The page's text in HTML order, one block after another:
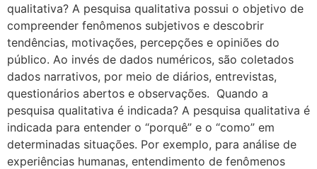
qualitativa? A pesquisa qualitativa possui o objetivo de
compreender fenômenos subjetivos e descobrir
tendências, motivações, percepções e opiniões do
público. Ao invés de dados numéricos, são coletados
dados narrativos, por meio de diários, entrevistas,
questionários abertos e observações. Quando a
pesquisa qualitativa é indicada? A pesquisa qualitativa é
indicada para entender o “porquê” e o “como” em
determinadas situações. Por exemplo, para análise de
experiências humanas, entendimento de fenômenos